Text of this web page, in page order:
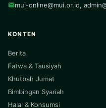
mui-online@mui.or.id,
KONTEN
Berita
Fatwa & Tausiyah
Khutbah Jumat
Bimbingan Syariah
Halal & Konsumsi